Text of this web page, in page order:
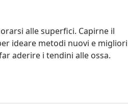
alle superfici. Capirne il
ideare metodi nuovi e
aderire i tendini alle ossa.